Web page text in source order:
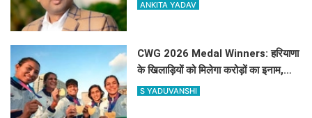
ANKITA YADAV
CWG 2026 Medal Winners: हरियाणा
के खिलाड़ियों को मिलेगा करोड़ों का इनाम,
सरकार ने किया बड़ा एलान
S YADUVANSHI